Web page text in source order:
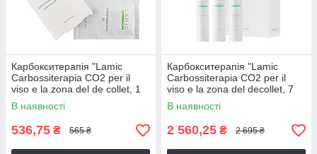
Карбокситерапія "Lamic
Carbossiterapia CO2 per il
viso e la zona del de collet, 1
procedure", 30 мл
В наявності
536,75 ₴ 565 ₴
Карбокситерапія "Lamic
Carbossiterapia CO2 per il
viso e la zona del decollet, 7
procedure", 150 мл
В наявності
2 560,25 ₴ 2 695 ₴